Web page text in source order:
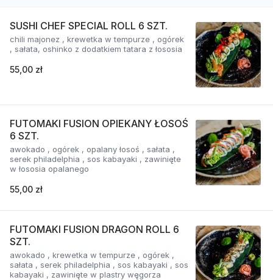
SUSHI CHEF SPECIAL ROLL 6 SZT.
chili majonez , krewetka w tempurze , ogórek
, sałata, oshinko z dodatkiem tatara z łososia
55,00 zł
FUTOMAKI FUSION OPIEKANY ŁOSOŚ
6 SZT.
awokado , ogórek , opalany łosoś , sałata ,
serek philadelphia , sos kabayaki , zawinięte
w łososia opalanego
55,00 zł
FUTOMAKI FUSION DRAGON ROLL 6
SZT.
awokado , krewetka w tempurze , ogórek ,
sałata , serek philadelphia , sos kabayaki , sos
kabayaki , zawinięte w plastry węgorza